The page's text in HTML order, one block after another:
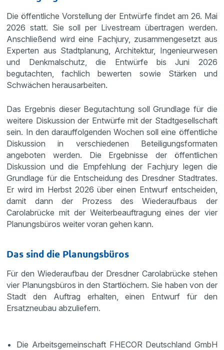
Die öffentliche Vorstellung der Entwürfe findet am 26. Mai
2026 statt. Sie soll per Livestream übertragen werden.
Anschließend wird eine Fachjury, zusammengesetzt aus
Experten aus Stadtplanung, Architektur, Ingenieurwesen
und Denkmalschutz, die Entwürfe bis Juni 2026
begutachten, fachlich bewerten sowie Stärken und
Schwächen herausarbeiten.
Das Ergebnis dieser Begutachtung soll Grundlage für die
weitere Diskussion der Entwürfe mit der Stadtgesellschaft
sein. In den darauffolgenden Wochen soll eine öffentliche
Diskussion in verschiedenen Beteiligungsformaten
angeboten werden. Die Ergebnisse der öffentlichen
Diskussion und die Empfehlung der Fachjury legen die
Grundlage für die Entscheidung des Dresdner Stadtrates.
Er wird im Herbst 2026 über einen Entwurf entscheiden,
damit dann der Prozess des Wiederaufbaus der
Carolabrücke mit der Weiterbeauftragung eines der vier
Planungsbüros weiter voran gehen kann.
Das sind die Planungsbüros
Für den Wiederaufbau der Dresdner Carolabrücke stehen
vier Planungsbüros in den Startlöchern. Sie haben von der
Stadt den Auftrag erhalten, einen Entwurf für den
Ersatzneubau abzuliefern.
Die Arbeitsgemeinschaft FHECOR Deutschland GmbH